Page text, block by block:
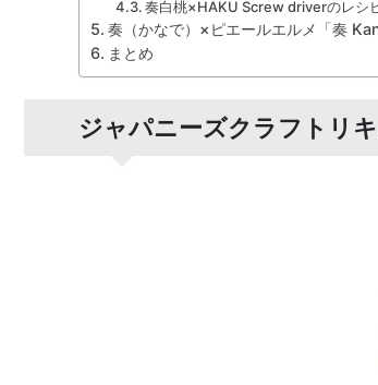
奏白桃×HAKU Screw driverのレシ
奏（かなで）×ピエールエルメ「奏
まとめ
ジャパニーズクラフトリ